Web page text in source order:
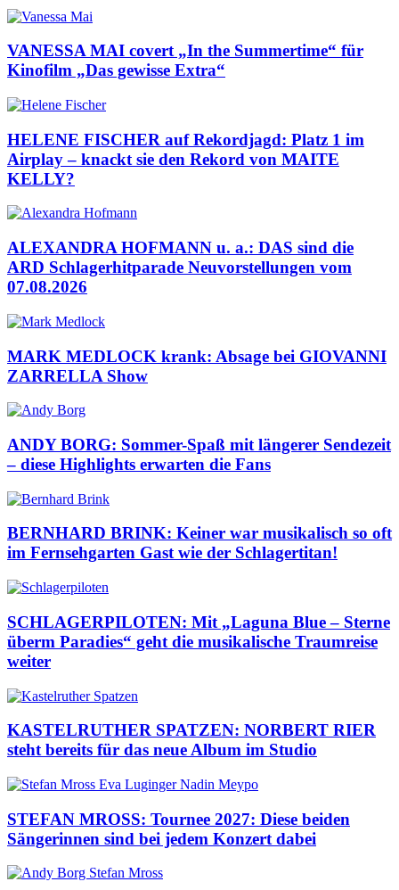
VANESSA MAI covert „In the Summertime“ für
Kinofilm „Das gewisse Extra“
HELENE FISCHER auf Rekordjagd: Platz 1 im
Airplay – knackt sie den Rekord von MAITE
KELLY?
ALEXANDRA HOFMANN u. a.: DAS sind die
ARD Schlagerhitparade Neuvorstellungen vom
07.08.2026
MARK MEDLOCK krank: Absage bei GIOVANNI
ZARRELLA Show
ANDY BORG: Sommer-Spaß mit längerer Sendezeit
– diese Highlights erwarten die Fans
BERNHARD BRINK: Keiner war musikalisch so oft
im Fernsehgarten Gast wie der Schlagertitan!
SCHLAGERPILOTEN: Mit „Laguna Blue – Sterne
überm Paradies“ geht die musikalische Traumreise
weiter
KASTELRUTHER SPATZEN: NORBERT RIER
steht bereits für das neue Album im Studio
STEFAN MROSS: Tournee 2027: Diese beiden
Sängerinnen sind bei jedem Konzert dabei